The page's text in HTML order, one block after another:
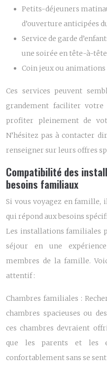
Petits-déjeuners
d’ouverture anticipées
Service de garde
une soirée en tête-à-tête
Coin jeux ou
Ces services peuvent
grandement faciliter
profiter pleinement de
N’hésitez pas à contacter
renseigner sur leurs offres
Compatibilité des
besoins familiaux
Si vous voyagez en
qui répond aux besoins
Les installations familiales
séjour en une
membres de la famille.
attentif :
Chambres familiales :
chambres spacieuses ou
ces chambres devraient
que les parents et les
confortablement sans se